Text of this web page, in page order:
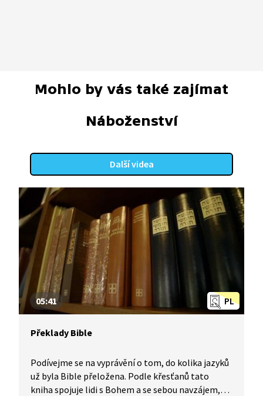
Mohlo by vás také zajímat
Náboženství
Další videa
PL
05:41
Překlady Bible
Podívejme se na vyprávění o tom, do kolika jazyků
už byla Bible přeložena. Podle křesťanů tato
kniha spojuje lidi s Bohem a se sebou navzájem,